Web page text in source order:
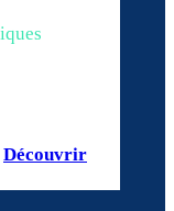
Découvrir